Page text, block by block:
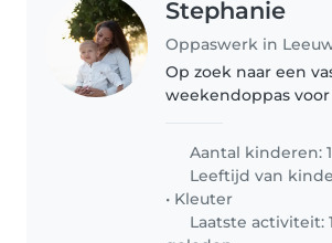
Stephanie
Op zoek naar een
weekendoppas
op zoek naar een
betrouwbare en
verantwoordelijke
ongeveer één keer
een..
Aantal kinderen: 1
Leeftijd van
• Kleuter
Laatste activiteit: